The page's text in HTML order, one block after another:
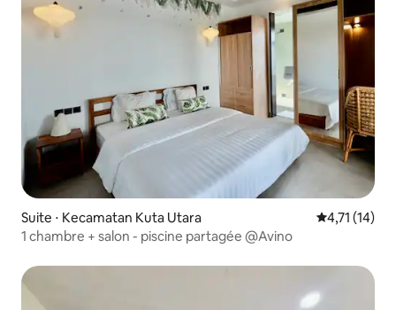
Suite ⋅ Kecamatan Kuta Utara Évaluation
4,71 (14)
1 chambre + salon - piscine partagée @Avino